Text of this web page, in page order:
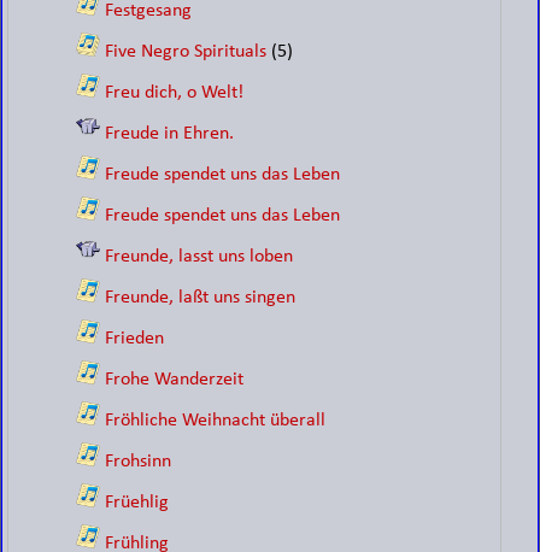
Festgesang
Five Negro Spirituals (5)
Freu dich, o Welt!
Freude in Ehren.
Freude spendet uns das Leben
Freude spendet uns das Leben
Freunde, lasst uns loben
Freunde, laßt uns singen
Frieden
Frohe Wanderzeit
Fröhliche Weihnacht überall
Frohsinn
Früehlig
Frühling